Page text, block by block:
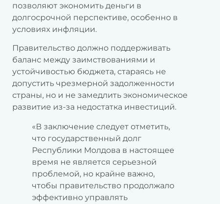
позволяют экономить деньги в
долгосрочной перспективе, особенно в
условиях инфляции.
Правительство должно поддерживать
баланс между заимствованиями и
устойчивостью бюджета, стараясь не
допустить чрезмерной задолженности
страны, но и не замедлить экономическое
развитие из-за недостатка инвестиций.
«В заключение следует отметить,
что государственный долг
Республики Молдова в настоящее
время не является серьезной
проблемой, но крайне важно,
чтобы правительство продолжало
эффективно управлять